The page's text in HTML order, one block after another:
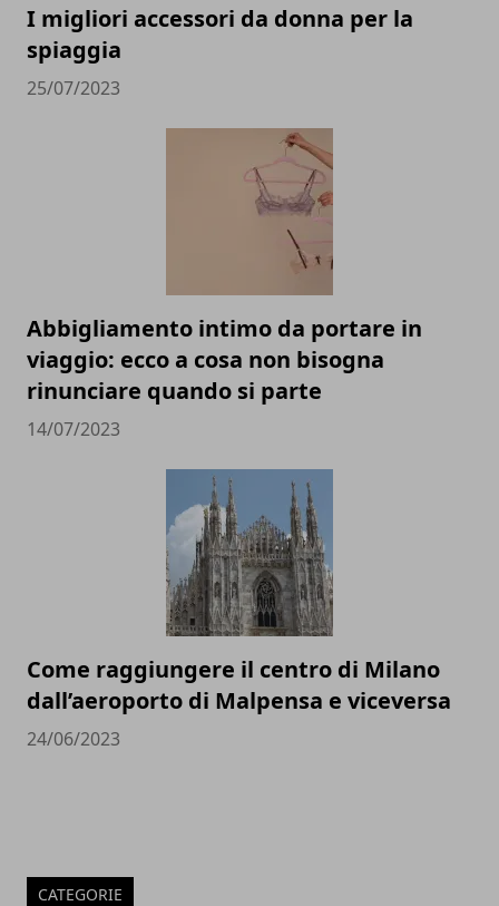
I migliori accessori da donna per la
spiaggia
25/07/2023
Abbigliamento intimo da portare in
viaggio: ecco a cosa non bisogna
rinunciare quando si parte
14/07/2023
Come raggiungere il centro di Milano
dall’aeroporto di Malpensa e viceversa
24/06/2023
CATEGORIE